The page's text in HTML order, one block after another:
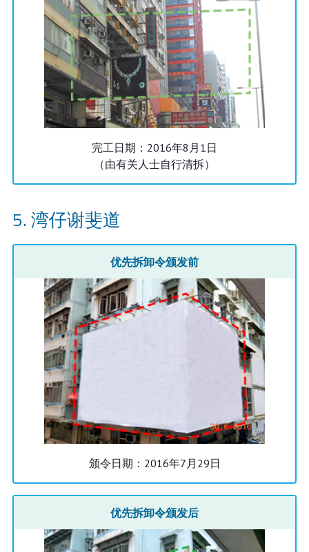
完工日期：2016年8月1日
（由有关人士自行清拆）
湾仔谢斐道
优先拆卸令颁发前
颁令日期：2016年7月29日
优先拆卸令颁发后